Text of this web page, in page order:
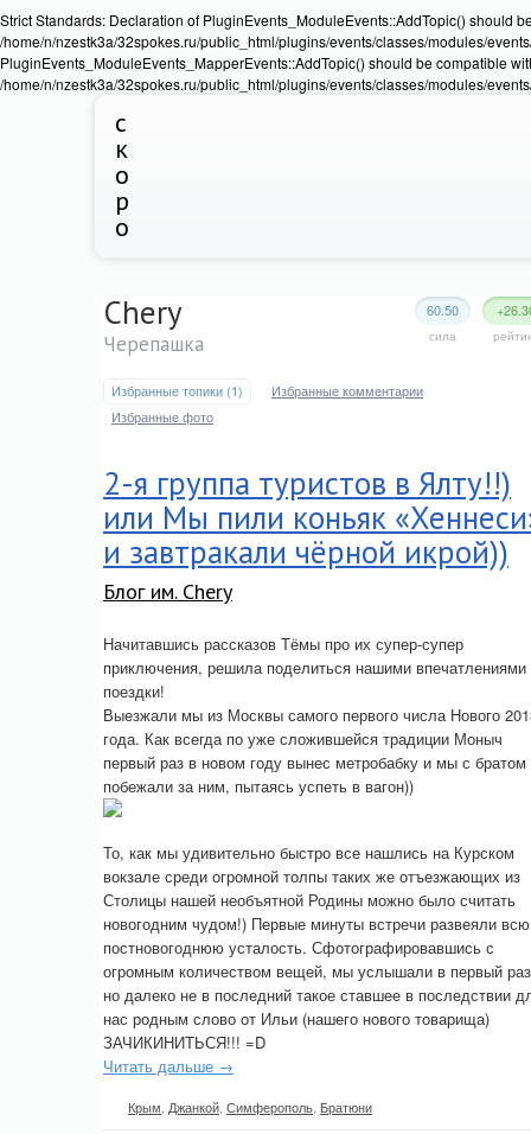
Strict Standards: Declaration of PluginEvents_ModuleEvents::AddTopic() should
/home/n/nzestk3a/32spokes.ru/public_html/plugins/events/classes/modules/
PluginEvents_ModuleEvents_MapperEvents::AddTopic() should be compatible
/home/n/nzestk3a/32spokes.ru/public_html/plugins/events/classes/modules/
с
к
о
р
о
60.50
сила
Chery
Черепашка
Избранные топики (1)
Избранные комментарии
Избранные фото
2-я группа туристов в Ялту!!)
или Мы пили коньяк
и завтракали чёрной икрой))
Блог им. Chery
Начитавшись рассказов Тёмы про их супер-супер
приключения, решила поделиться нашими впечатлениями
поездки!
Выезжали мы из Москвы самого первого числа Нового
года. Как всегда по уже сложившейся традиции Моныч
первый раз в новом году вынес метробабку и мы с братом
побежали за ним, пытаясь успеть в вагон))
То, как мы удивительно быстро все нашлись на Курском
вокзале среди огромной толпы таких же отъезжающих из
Столицы нашей необъятной Родины можно было считать
новогодним чудом!) Первые минуты встречи развеяли всю
постновогоднюю усталость. Сфотографировавшись с
огромным количеством вещей, мы услышали в первый
но далеко не в последний такое ставшее в последствии
нас родным слово от Ильи (нашего нового товарища)
ЗАЧИКИНИТЬСЯ!!! =D
Читать дальше →
Крым Джанкой Симферополь Братюни